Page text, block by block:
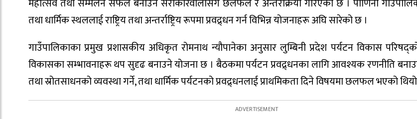
महोत्सव तथा सम्मेलन सफल बनाउन सरोकारवालासँग छलफल र अन्तरक्रिया गरिएको छ । पाणिनी
तथा धार्मिक स्थललाई राष्ट्रिय तथा अन्तर्राष्ट्रिय रूपमा प्रवद्र्धन गर्न विभिन्न योजनाहरू अघि सारेको छ ।
गाउँपालिकाका प्रमुख प्रशासकीय अधिकृत रोमनाथ न्यौपानेका अनुसार लुम्बिनी प्रदेश पर्यटन विकास
विकासका सम्भावनाहरू थप सुदृढ बनाउने योजना छ । बैठकमा पर्यटन प्रवद्र्धनका लागि आवश्यक रणनीति
तथा स्रोतसाधनको व्यवस्था गर्ने, तथा धार्मिक पर्यटनको प्रवद्र्धनलाई प्राथमिकता दिने विषयमा छलफल भएको